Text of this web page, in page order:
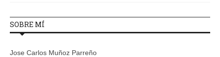
SOBRE MÍ
Jose Carlos Muñoz Parreño